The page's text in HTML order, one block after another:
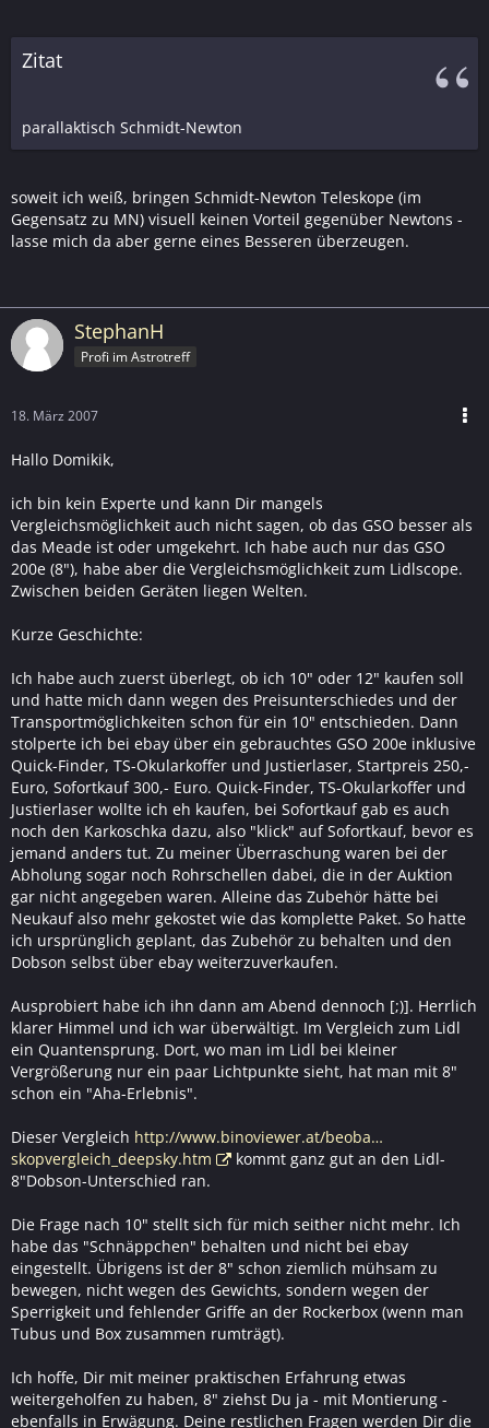
Zitat
parallaktisch Schmidt-Newton
soweit ich weiß, bringen Schmidt-Newton Teleskope (im
Gegensatz zu MN) visuell keinen Vorteil gegenüber Newtons -
lasse mich da aber gerne eines Besseren überzeugen.
StephanH
Profi im Astrotreff
18. März 2007
Hallo Domikik,
ich bin kein Experte und kann Dir mangels
Vergleichsmöglichkeit auch nicht sagen, ob das GSO besser als
das Meade ist oder umgekehrt. Ich habe auch nur das GSO
200e (8"), habe aber die Vergleichsmöglichkeit zum Lidlscope.
Zwischen beiden Geräten liegen Welten.
Kurze Geschichte:
Ich habe auch zuerst überlegt, ob ich 10" oder 12" kaufen soll
und hatte mich dann wegen des Preisunterschiedes und der
Transportmöglichkeiten schon für ein 10" entschieden. Dann
stolperte ich bei ebay über ein gebrauchtes GSO 200e inklusive
Quick-Finder, TS-Okularkoffer und Justierlaser, Startpreis 250,-
Euro, Sofortkauf 300,- Euro. Quick-Finder, TS-Okularkoffer und
Justierlaser wollte ich eh kaufen, bei Sofortkauf gab es auch
noch den Karkoschka dazu, also "klick" auf Sofortkauf, bevor es
jemand anders tut. Zu meiner Überraschung waren bei der
Abholung sogar noch Rohrschellen dabei, die in der Auktion
gar nicht angegeben waren. Alleine das Zubehör hätte bei
Neukauf also mehr gekostet wie das komplette Paket. So hatte
ich ursprünglich geplant, das Zubehör zu behalten und den
Dobson selbst über ebay weiterzuverkaufen.
Ausprobiert habe ich ihn dann am Abend dennoch [;)]. Herrlich
klarer Himmel und ich war überwältigt. Im Vergleich zum Lidl
ein Quantensprung. Dort, wo man im Lidl bei kleiner
Vergrößerung nur ein paar Lichtpunkte sieht, hat man mit 8"
schon ein "Aha-Erlebnis".
Dieser Vergleich http://www.binoviewer.at/beoba…
skopvergleich_deepsky.htm
kommt ganz gut an den Lidl-
8"Dobson-Unterschied ran.
Die Frage nach 10" stellt sich für mich seither nicht mehr. Ich
habe das "Schnäppchen" behalten und nicht bei ebay
eingestellt. Übrigens ist der 8" schon ziemlich mühsam zu
bewegen, nicht wegen des Gewichts, sondern wegen der
Sperrigkeit und fehlender Griffe an der Rockerbox (wenn man
Tubus und Box zusammen rumträgt).
Ich hoffe, Dir mit meiner praktischen Erfahrung etwas
weitergeholfen zu haben, 8" ziehst Du ja - mit Montierung -
ebenfalls in Erwägung. Deine restlichen Fragen werden Dir die